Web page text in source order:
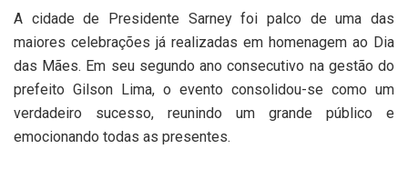
A cidade de Presidente Sarney foi palco de uma das
maiores celebrações já realizadas em homenagem ao Dia
das Mães. Em seu segundo ano consecutivo na gestão do
prefeito Gilson Lima, o evento consolidou-se como um
verdadeiro sucesso, reunindo um grande público e
emocionando todas as presentes.